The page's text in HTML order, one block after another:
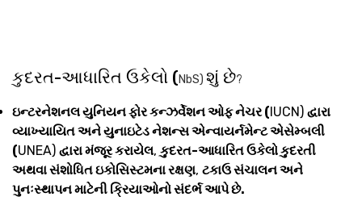
કુદરત-આધારિત ઉકેલો (NbS) શું છે?
ઇન્ટરનેશનલ યુનિયન ફોર કન્ઝર્વેશન ઓફ નેચર (IUCN) દ્વારા
વ્યાખ્યાયિત અને યુનાઇટેડ નેશન્સ એન્વાયર્નમેન્ટ એસેમ્બલી
(UNEA) દ્વારા મંજૂર કરાયેલ, કુદરત-આધારિત ઉકેલો કુદરતી
અથવા સંશોધિત ઇકોસિસ્ટમના રક્ષણ, ટકાઉ સંચાલન અને
પુનઃસ્થાપન માટેની ક્રિયાઓનો સંદર્ભ આપે છે.